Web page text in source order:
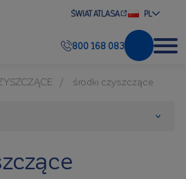
ŚWIAT ATLASA PL
800 168 083
środki czyszczące